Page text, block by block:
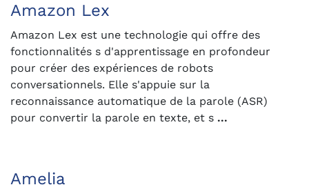
Amazon Lex
Amazon Lex est une technologie qui offre des
fonctionnalités s d'apprentissage en profondeur
pour créer des expériences de robots
conversationnels. Elle s'appuie sur la
reconnaissance automatique de la parole (ASR)
pour convertir la parole en texte, et s ...
Amelia